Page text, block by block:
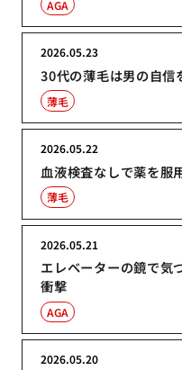
AGA
30代の薄毛は男の自信
2026.05.23
薄毛
血液検査なしで薬を服
2026.05.22
薄毛
エレベーターの鏡で気
衝撃
2026.05.21
AGA
2026.05.20